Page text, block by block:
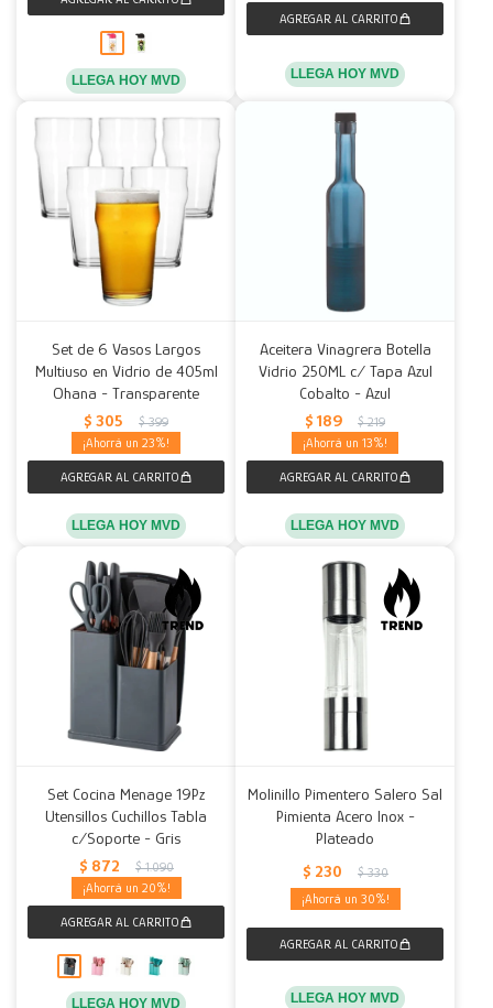
LLEGA HOY MVD LLEGA HOY MVD
Set de 6 Vasos Largos
Multiuso en Vidrio de 405ml
Ohana - Transparente
$ 305 $ 399
23
LLEGA HOY MVD
Aceitera Vinagrera Botella
Vidrio 250ML c/ Tapa Azul
Cobalto - Azul
$ 189 $ 219
13
LLEGA HOY MVD
Set Cocina Menage 19Pz
Utensillos Cuchillos Tabla
c/Soporte - Gris
$ 872 $ 1.090
20
LLEGA HOY MVD
Molinillo Pimentero Salero Sal
Pimienta Acero Inox -
Plateado
$ 230 $ 330
30
LLEGA HOY MVD